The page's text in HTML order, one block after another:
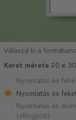
Válaszd ki a
Keret mérete 20 x
Nyomtatás és
Nyomtatás és
Nyomtatás és
(elfogyott)